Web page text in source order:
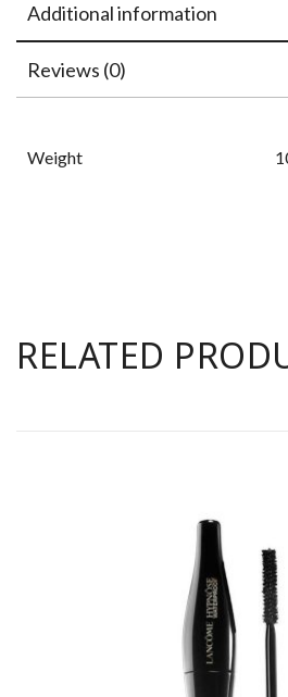
Additional information
Reviews (0)
Weight
RELATED